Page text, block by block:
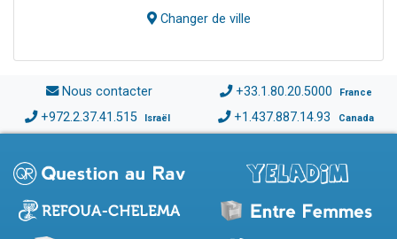
Changer de ville
Nous contacter +33.1.80.20.5000 France
+972.2.37.41.515 Israël +1.437.887.14.93 Canada